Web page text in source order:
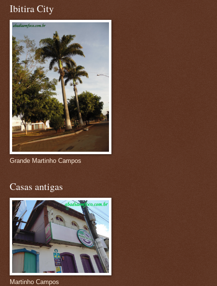
Ibitira City
Grande Martinho Campos
Casas antigas
Martinho Campos